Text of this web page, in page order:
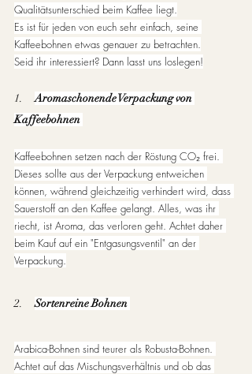
Qualitätsunterschied beim Kaffee liegt.
Es ist für jeden von euch sehr einfach, seine
Kaffeebohnen etwas genauer zu betrachten.
Seid ihr interessiert? Dann lasst uns loslegen!
1. Aromaschonende Verpackung von
Kaffeebohnen
Kaffeebohnen setzen nach der Röstung CO₂ frei.
Dieses sollte aus der Verpackung entweichen
können, während gleichzeitig verhindert wird, dass
Sauerstoff an den Kaffee gelangt. Alles, was ihr
riecht, ist Aroma, das verloren geht. Achtet daher
beim Kauf auf ein "Entgasungsventil" an der
Verpackung.
2. Sortenreine Bohnen
Arabica-Bohnen sind teurer als Robusta-Bohnen.
Achtet auf das Mischungsverhältnis und ob das